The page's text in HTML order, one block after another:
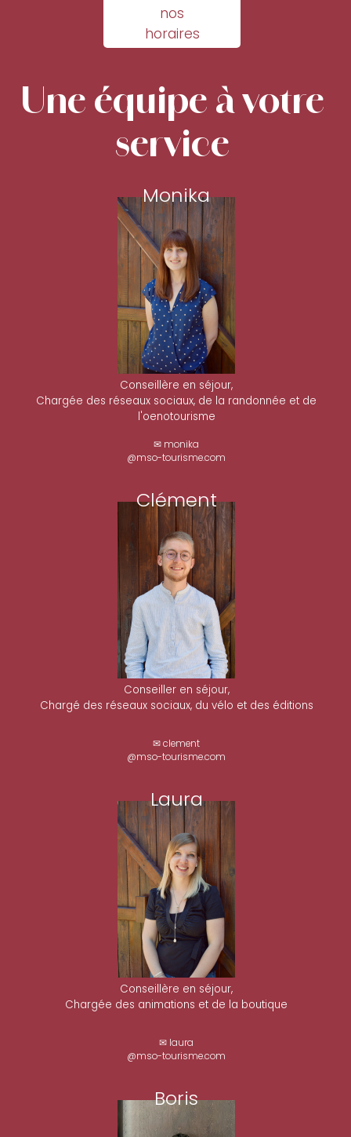
nos
horaires
Une équipe à votre
service
Monika
Conseillère en séjour,
Chargée des réseaux sociaux, de la randonnée et de
l'oenotourisme
✉ monika
@mso-tourisme.com
Clément
Conseiller en séjour,
Chargé des réseaux sociaux, du vélo et des éditions
✉ clement
@mso-tourisme.com
Laura
Conseillère en séjour,
Chargée des animations et de la boutique
✉ laura
@mso-tourisme.com
Boris